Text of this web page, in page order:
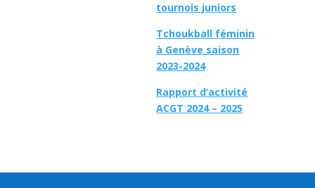
tournois juniors
Tchoukball féminin
à Genève saison
2023-2024
Rapport d’activité
ACGT 2024 – 2025